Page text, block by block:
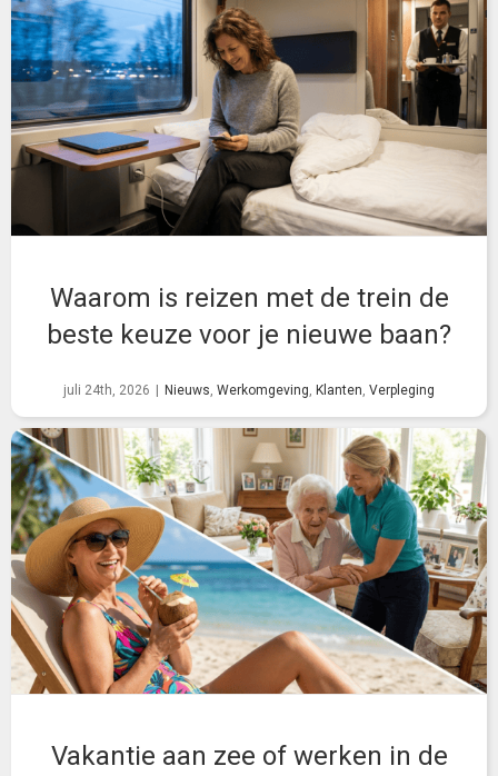
nog aan uw
succesvolle
carrière.
Waarom is reizen met de trein de
beste keuze voor je nieuwe baan?
juli 24th, 2026 Nieuws, Werkomgeving, Klanten, Verpleging
Vakantie aan zee of werken in de